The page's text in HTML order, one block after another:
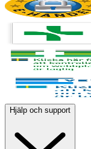
Hjälp och support